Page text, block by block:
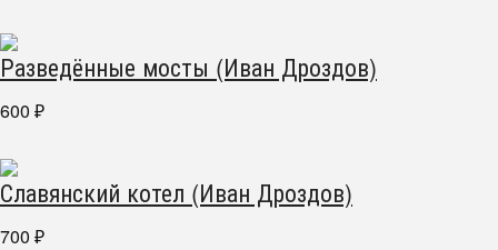
Разведённые мосты (Иван Дроздов)
600 ₽
Славянский котел (Иван Дроздов)
700 ₽